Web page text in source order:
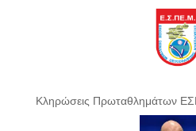
Κληρώσεις Πρωταθλημάτων